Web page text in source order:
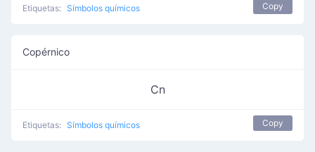
Etiquetas: Símbolos químicos Copy
Copérnico
Cn
Etiquetas: Símbolos químicos Copy